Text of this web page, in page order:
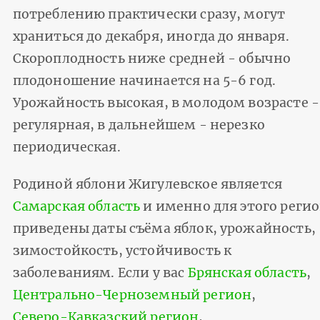
потреблению практически сразу, могут
храниться до декабря, иногда до января.
Скороплодность ниже средней - обычно
плодоношение начинается на 5-6 год.
Урожайность высокая, в молодом возрасте -
регулярная, в дальнейшем - нерезко
периодическая.
Родиной яблони Жигулевское является
Самарская областьи именно для этого
приведены даты съёма яблок, урожайность,
зимостойкость, устойчивость к
заболеваниям. Если у вас Брянская область,
Центрально-Черноземный регион,